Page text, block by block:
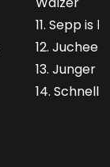
11. Sepp is
12. Juchee
13. Junger
14. Schnell